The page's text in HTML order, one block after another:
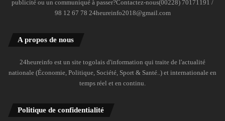
publicité ou un communiqué à passer?Contactez-nous(00228) 70171191 /
98 12 67 78 24heureinfo2018@gmail.com
A propos de nous
24heureinfo est un site togolais d'information qui traite de l'actualité
nationale (Économie, Politique, Société, Sport & Santé..) et internationale en
temps réel et en continu.
Politique de confidentialité